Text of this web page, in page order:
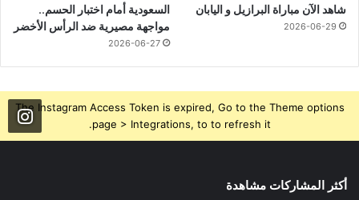
شاهد الآن مباراة البرازيل و اليابان
2026-06-29
السعودية أمام اختبار الحسم..
مواجهة مصيرية ضد الرأس الأخضر
2026-06-27
The Instagram Access Token is expired, Go to the Theme options
page > Integrations, to to refresh it.
أكثر المشاركات مشاهدة